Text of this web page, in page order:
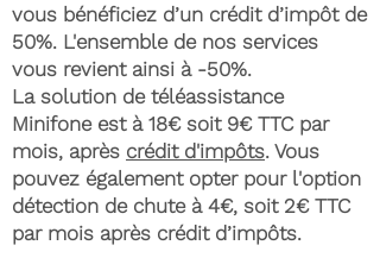
vous bénéficiez d’un crédit d’impôt de
50%. L'ensemble de nos services
vous revient ainsi à -50%.
La solution de téléassistance
Minifone est à 18€ soit 9€ TTC par
mois, après crédit d'impôts. Vous
pouvez également opter pour l'option
détection de chute à 4€, soit 2€ TTC
par mois après crédit d’impôts.